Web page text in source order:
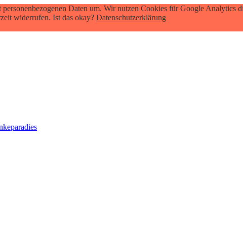
Daten um. Wir nutzen Cookies für Google Analytics
widerrufen. Ist das okay? Datenschutzerklärung